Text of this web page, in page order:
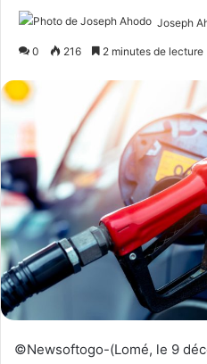
Joseph
0 216 2 minutes de lecture
©Newsoftogo-(Lomé, le 9